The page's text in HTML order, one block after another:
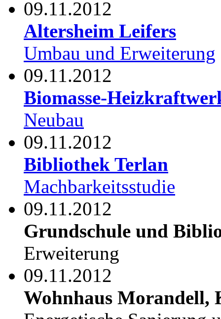
09.11.2012
Altersheim Leifers
Umbau und Erweiterung
09.11.2012
Biomasse-
Neubau
09.11.2012
Bibliothek Terlan
Machbarkeitsstudie
09.11.2012
Grundschule und
Erweiterung
09.11.2012
Wohnhaus Morandell,